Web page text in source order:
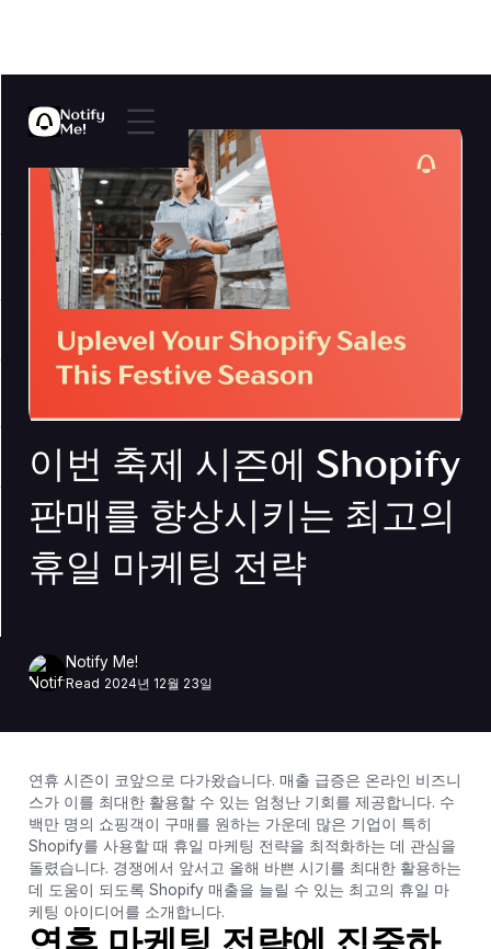
이번 축제 시즌에 Shopify
판매를 향상시키는 최고의
휴일 마케팅 전략
Notify Me!
Read 2024년 12월 23일
연휴 시즌이 코앞으로 다가왔습니다. 매출 급증은 온라인 비즈니
스가 이를 최대한 활용할 수 있는 엄청난 기회를 제공합니다. 수
백만 명의 쇼핑객이 구매를 원하는 가운데 많은 기업이 특히
Shopify를 사용할 때 휴일 마케팅 전략을 최적화하는 데 관심을
돌렸습니다. 경쟁에서 앞서고 올해 바쁜 시기를 최대한 활용하는
데 도움이 되도록 Shopify 매출을 늘릴 수 있는 최고의 휴일 마
케팅 아이디어를 소개합니다.